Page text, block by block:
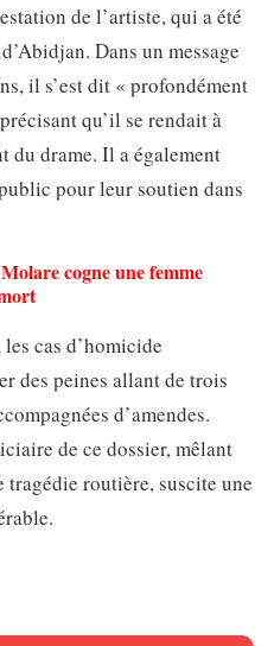
de l’artiste, qui a été
Dans un message
il s’est dit « profondément
qu’il se rendait à
du drame. Il a également
pour leur soutien dans
cogne une femme
cas d’homicide
des peines allant de trois
d’amendes.
de ce dossier, mêlant
routière, suscite une